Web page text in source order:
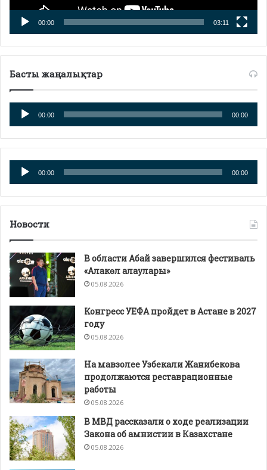
00:00 03:11
Басты жаңалықтар
Аудиоплеер
00:00 00:00
Аудиоплеер
00:00 00:00
Новости
В области Абай завершился фестиваль
«Алакөл алаулары»
05.08.2026
Конгресс УЕФА пройдет в Астане в 2027
году
05.08.2026
На мавзолее Узбекали Жанибекова
продолжаются реставрационные
работы
05.08.2026
В МВД рассказали о ходе реализации
Закона об амнистии в Казахстане
05.08.2026